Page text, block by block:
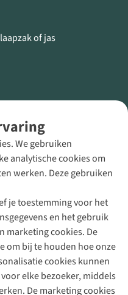
We gebruiken
analytische cookies om
werken. Deze gebruiken
je toestemming voor het
en het gebruik
marketing cookies. De
om bij te houden hoe onze
cookies kunnen
elke bezoeker, middels
De marketing cookies
of jas